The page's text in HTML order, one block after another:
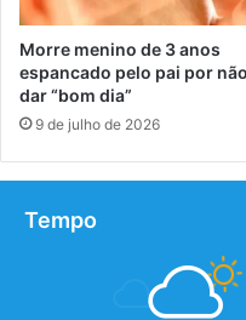
Morre menino de 3 anos
espancado pelo pai por não
dar “bom dia”
9 de julho de 2026
Tempo